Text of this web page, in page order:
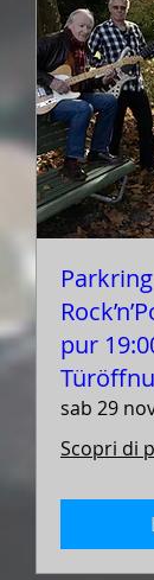
pur
sab 29
Scopri di